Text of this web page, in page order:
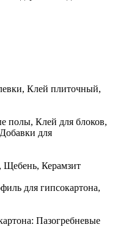
Клей плиточный,
полы, Клей для блоков,
для
Щебень, Керамзит
для гипсокартона,
Пазогребневые